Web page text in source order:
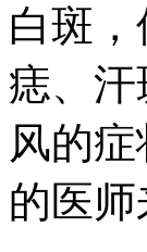
白斑
痣、
风的
的医师